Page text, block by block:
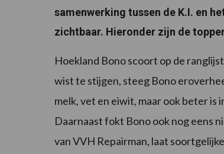
samenwerking tussen de K.I. en
zichtbaar. Hieronder zijn de
Hoekland Bono scoort op de
wist te stijgen, steeg Bono
melk, vet en eiwit, maar ook beter
Daarnaast fokt Bono ook nog eens
van VVH Repairman, laat